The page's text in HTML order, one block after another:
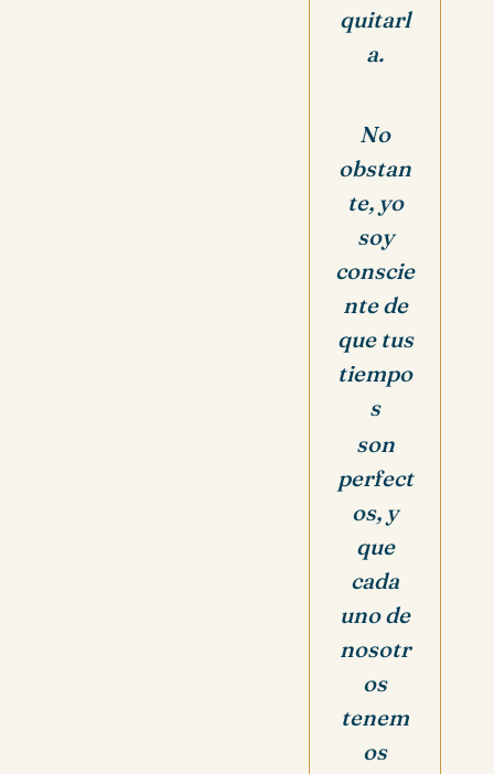
quitarl
a.
No
obstan
te, yo
soy
conscie
nte de
que tus
tiempo
s
son
perfect
os, y
que
cada
uno de
nosotr
os
tenem
os